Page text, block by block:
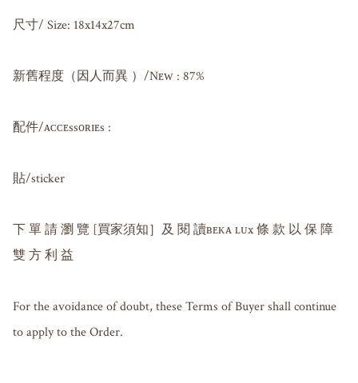
尺寸/ Size: 18x14x27cm
新舊程度（因人而異 ）/Nᴇᴡ : 87%
配件/ᴀᴄᴄᴇssᴏʀɪᴇs :
貼/sticker
下 單 請 瀏 覽 [買家須知］及 閱 讀ʙᴇᴋᴀ ʟᴜx 條 款 以 保 障
雙 方 利 益
For the avoidance of doubt, these Terms of Buyer shall continue
to apply to the Order.